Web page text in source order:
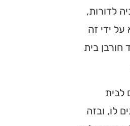
לדורות,
ידי זה
בית
לבית
לו, ובזה